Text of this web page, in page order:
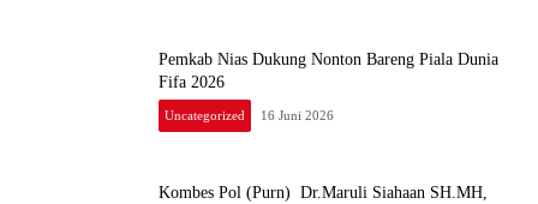
Pemkab Nias Dukung Nonton Bareng Piala Dunia
Fifa 2026
Uncategorized 16 Juni 2026
Kombes Pol (Purn) Dr.Maruli Siahaan SH.MH,